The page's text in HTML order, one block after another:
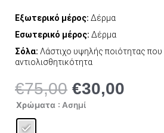
Εξωτερικό μέρος: Δέρμα
Εσωτερικό μέρος: Δέρμα
Σόλα: Λάστιχο υψηλής ποιότητας που
αντιολισθητικότητα
€75,00 Original
price
€30,00
Χρώματα : Ασημί
5631-
Garda